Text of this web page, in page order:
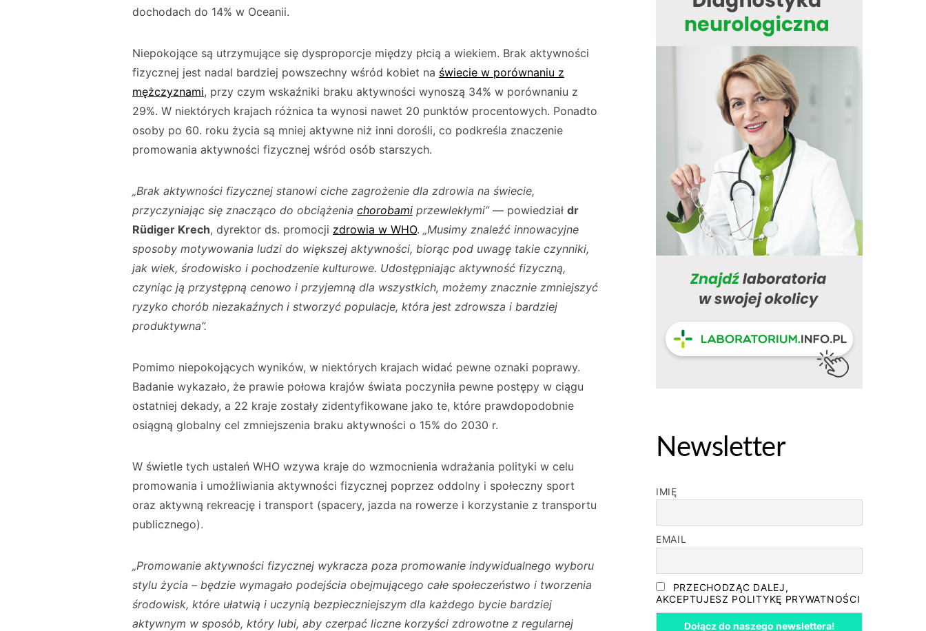
dochodach do 14% w Oceanii.
Niepokojące są utrzymujące się dysproporcje między płcią a wiekiem. Brak aktywności
fizycznej jest nadal bardziej powszechny wśród kobiet na świecie w porównaniu z
mężczyznami, przy czym wskaźniki braku aktywności wynoszą 34% w porównaniu z
29%. W niektórych krajach różnica ta wynosi nawet 20 punktów procentowych. Ponadto
osoby po 60. roku życia są mniej aktywne niż inni dorośli, co podkreśla znaczenie
promowania aktywności fizycznej wśród osób starszych.
„Brak aktywności fizycznej stanowi ciche zagrożenie dla zdrowia na świecie,
przyczyniając się znacząco do obciążenia chorobami przewlekłymi”— powiedział dr
Rüdiger Krech, dyrektor ds. promocji zdrowia w WHO. „Musimy znaleźć innowacyjne
sposoby motywowania ludzi do większej aktywności, biorąc pod uwagę takie czynniki,
jak wiek, środowisko i pochodzenie kulturowe. Udostępniając aktywność fizyczną,
czyniąc ją przystępną cenowo i przyjemną dla wszystkich, możemy znacznie zmniejszyć
ryzyko chorób niezakaźnych i stworzyć populacje, która jest zdrowsza i bardziej
produktywna”.
Pomimo niepokojących wyników, w niektórych krajach widać pewne oznaki poprawy.
Badanie wykazało, że prawie połowa krajów świata poczyniła pewne postępy w ciągu
ostatniej dekady, a 22 kraje zostały zidentyfikowane jako te, które prawdopodobnie
osiągną globalny cel zmniejszenia braku aktywności o 15% do 2030 r.
W świetle tych ustaleń WHO wzywa kraje do wzmocnienia wdrażania polityki w celu
promowania i umożliwiania aktywności fizycznej poprzez oddolny i społeczny sport
oraz aktywną rekreację i transport (spacery, jazda na rowerze i korzystanie z transportu
publicznego).
„Promowanie aktywności fizycznej wykracza poza promowanie indywidualnego wyboru
stylu życia – będzie wymagało podejścia obejmującego całe społeczeństwo i tworzenia
środowisk, które ułatwią i uczynią bezpieczniejszym dla każdego bycie bardziej
aktywnym w sposób, który lubi, aby czerpać liczne korzyści zdrowotne z regularnej
Newsletter
IMIĘ
EMAIL
PRZECHODZĄC DALEJ,
AKCEPTUJESZ POLITYKĘ PRYWATNOŚCI